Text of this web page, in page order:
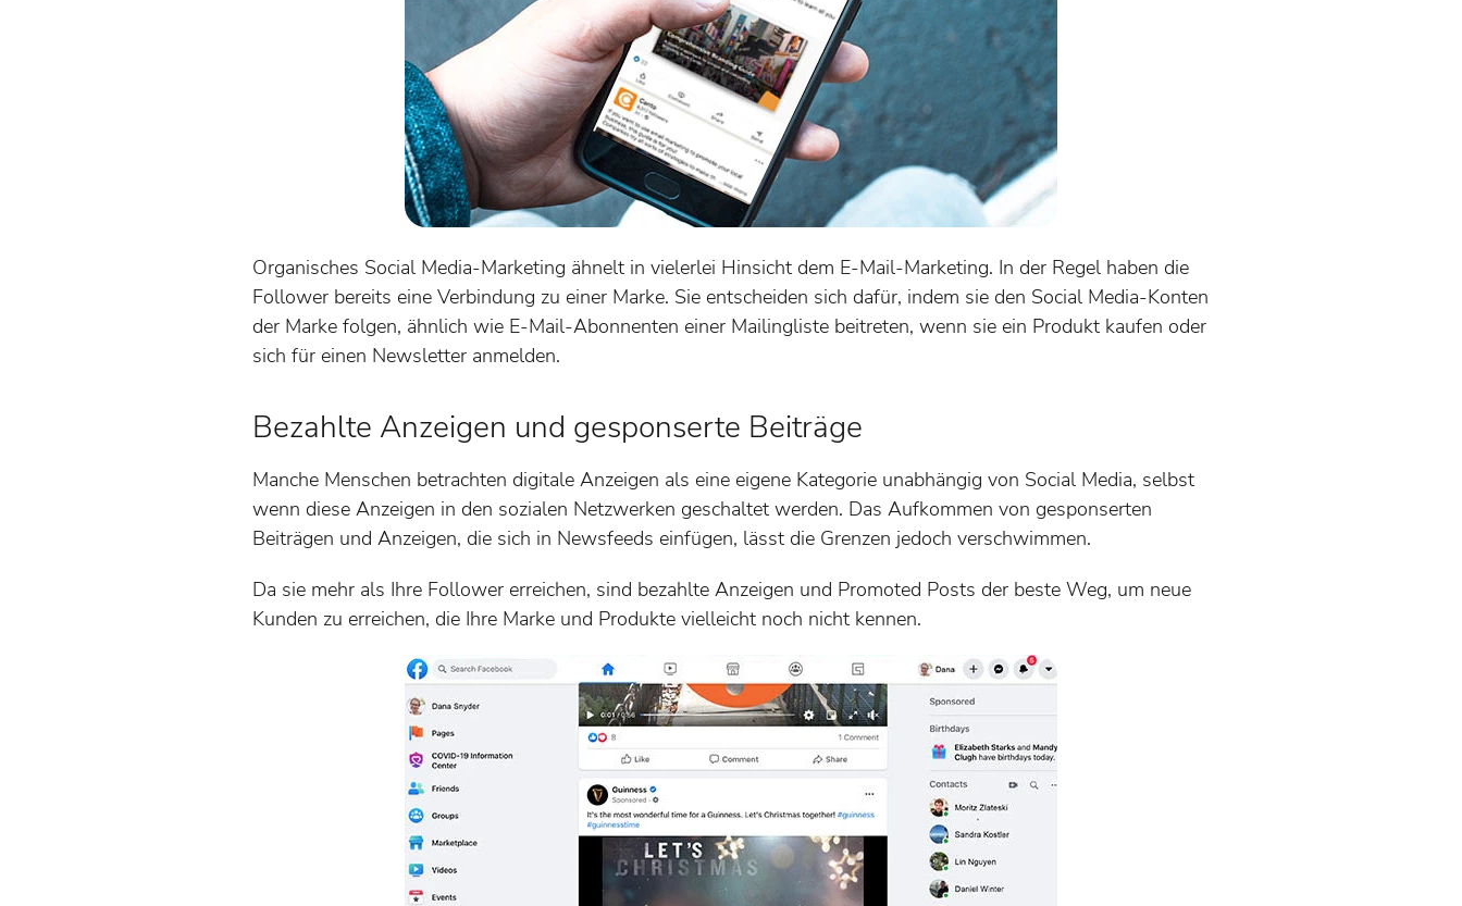
Organisches Social Media-Marketing ähnelt in vielerlei Hinsicht dem E-Mail-Marketing. In der Regel haben die
Follower bereits eine Verbindung zu einer Marke. Sie entscheiden sich dafür, indem sie den Social Media-Konten
der Marke folgen, ähnlich wie E-Mail-Abonnenten einer Mailingliste beitreten, wenn sie ein Produkt kaufen oder
sich für einen Newsletter anmelden.
Bezahlte Anzeigen und gesponserte Beiträge
Manche Menschen betrachten digitale Anzeigen als eine eigene Kategorie unabhängig von Social Media, selbst
wenn diese Anzeigen in den sozialen Netzwerken geschaltet werden. Das Aufkommen von gesponserten
Beiträgen und Anzeigen, die sich in Newsfeeds einfügen, lässt die Grenzen jedoch verschwimmen.
Da sie mehr als Ihre Follower erreichen, sind bezahlte Anzeigen und Promoted Posts der beste Weg, um neue
Kunden zu erreichen, die Ihre Marke und Produkte vielleicht noch nicht kennen.